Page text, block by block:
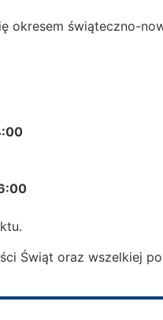
okresem świąteczno-
Świąt oraz wszelkiej